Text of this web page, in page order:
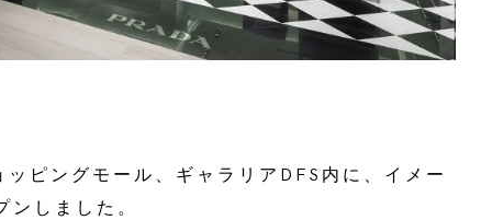
ピングモール、ギャラリアDFS内に、イメー
しました。